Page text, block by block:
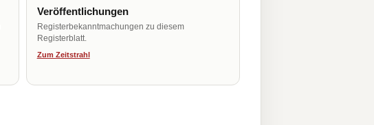
Veröffentlichungen
Registerbekanntmachungen zu diesem
Registerblatt.
Zum Zeitstrahl